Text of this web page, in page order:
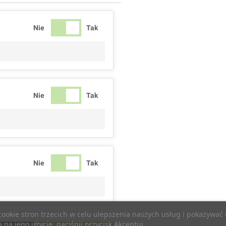
stron trzecich w celu ulepszenia naszych usług i
Nie Tak
Nie Tak
Nie Tak